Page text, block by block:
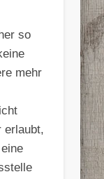
so
mehr
erlaubt,